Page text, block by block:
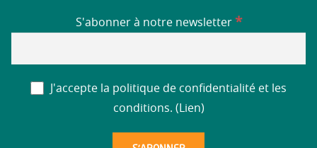
S'abonner à notre newsletter *
J'accepte la politique de confidentialité et les
conditions. ( Lien)